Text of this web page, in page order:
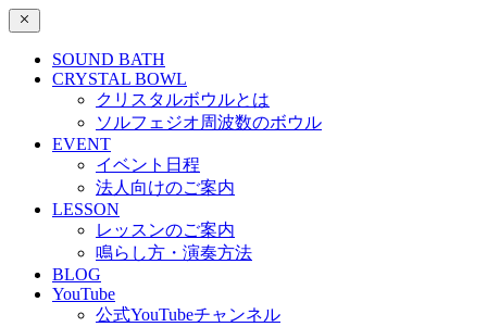
SOUND BATH
CRYSTAL BOWL
クリスタルボウルとは
ソルフェジオ周波数のボウル
EVENT
イベント日程
法人向けのご案内
LESSON
レッスンのご案内
鳴らし方・演奏方法
BLOG
YouTube
公式YouTubeチャンネル